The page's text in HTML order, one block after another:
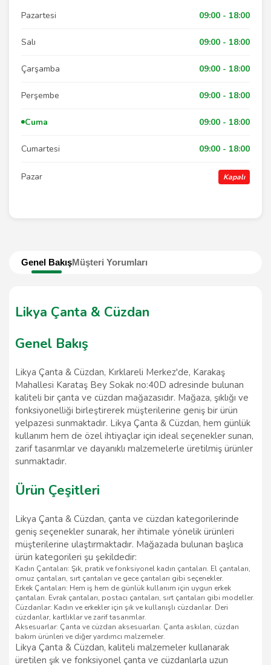
Genel BakışMüşteri Yorumları
Likya Çanta & Cüzdan
Genel Bakış
Likya Çanta & Cüzdan, Kırklareli Merkez'de, Karakaş
Mahallesi Karataş Bey Sokak no:40D adresinde bulunan
kaliteli bir çanta ve cüzdan mağazasıdır. Mağaza, şıklığı ve
fonksiyonelliği birleştirerek müşterilerine geniş bir ürün
yelpazesi sunmaktadır. Likya Çanta & Cüzdan, hem günlük
kullanım hem de özel ihtiyaçlar için ideal seçenekler sunan,
zarif tasarımlar ve dayanıklı malzemelerle üretilmiş ürünler
sunmaktadır.
Ürün Çeşitleri
Likya Çanta & Cüzdan, çanta ve cüzdan kategorilerinde
geniş seçenekler sunarak, her ihtimale yönelik ürünleri
müşterilerine ulaştırmaktadır. Mağazada bulunan başlıca
ürün kategorileri şu şekildedir:
Kadın Çantaları: Şık, pratik ve fonksiyonel kadın çantaları. El çantaları,
omuz çantaları, sırt çantaları ve gece çantaları gibi seçenekler.
Erkek Çantaları: Hem iş hem de günlük kullanım için uygun erkek
çantaları. Evrak çantaları, postacı çantaları, sırt çantaları gibi modeller.
Cüzdanlar: Kadın ve erkekler için şık ve kullanışlı cüzdanlar. Deri
cüzdanlar, kartlıklar ve zarif tasarımlar.
Aksesuarlar: Çanta ve cüzdan aksesuarları. Çanta askıları, cüzdan
bakım ürünleri ve diğer yardımcı malzemeler.
Likya Çanta & Cüzdan, kaliteli malzemeler kullanarak
üretilen şık ve fonksiyonel çanta ve cüzdanlarla uzun
Pazartesi 09:00 - 18:00
Salı 09:00 - 18:00
Çarşamba 09:00 - 18:00
Perşembe 09:00 - 18:00
Cuma 09:00 - 18:00
Cumartesi 09:00 - 18:00
Pazar Kapalı